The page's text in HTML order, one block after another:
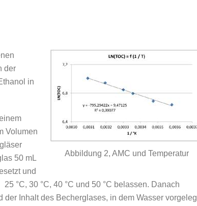
Abbildung 2, AMC und Temperatur
der
in
Volumen
50 mL
und
°C, 30 °C, 40 °C und 50 °C belassen. Danach
Inhalt des Becherglases, in dem Wasser